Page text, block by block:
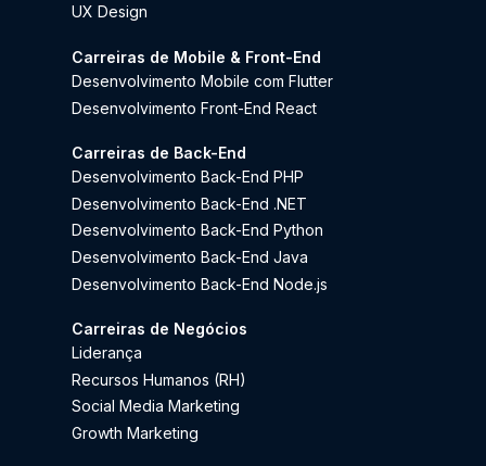
UX Design
Carreiras de Mobile & Front-End
Desenvolvimento Mobile com Flutter
Desenvolvimento Front-End React
Carreiras de Back-End
Desenvolvimento Back-End PHP
Desenvolvimento Back-End .NET
Desenvolvimento Back-End Python
Desenvolvimento Back-End Java
Desenvolvimento Back-End Node.js
Carreiras de Negócios
Liderança
Recursos Humanos (RH)
Social Media Marketing
Growth Marketing